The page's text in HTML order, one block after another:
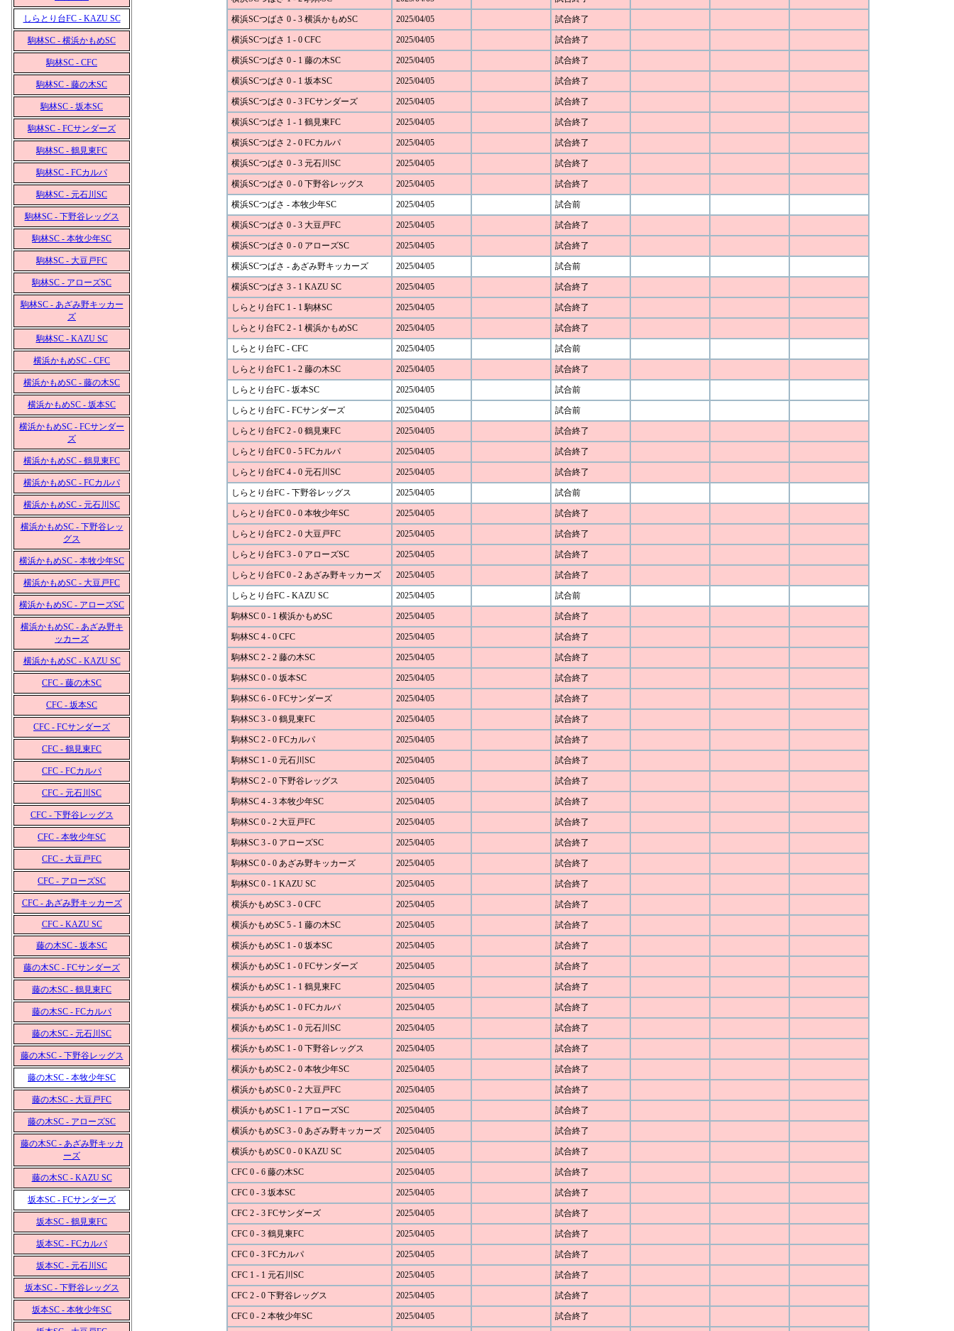
しらとり台FC - KAZU SC
駒林SC - 横浜かもめSC
駒林SC - CFC
駒林SC - 藤の木SC
駒林SC - 坂本SC
駒林SC - FCサンダーズ
駒林SC - 鶴見東FC
駒林SC - FCカルパ
駒林SC - 元石川SC
駒林SC - 下野谷レッグス
駒林SC - 本牧少年SC
駒林SC - 大豆戸FC
駒林SC - アローズSC
駒林SC - あざみ野キッカー
ズ
駒林SC - KAZU SC
横浜かもめSC - CFC
横浜かもめSC - 藤の木SC
横浜かもめSC - 坂本SC
横浜かもめSC - FCサンダー
ズ
横浜かもめSC - 鶴見東FC
横浜かもめSC - FCカルパ
横浜かもめSC - 元石川SC
横浜かもめSC - 下野谷レッ
グス
横浜かもめSC - 本牧少年SC
横浜かもめSC - 大豆戸FC
横浜かもめSC - アローズSC
横浜かもめSC - あざみ野キ
ッカーズ
横浜かもめSC - KAZU SC
CFC - 藤の木SC
CFC - 坂本SC
CFC - FCサンダーズ
CFC - 鶴見東FC
CFC - FCカルパ
CFC - 元石川SC
CFC - 下野谷レッグス
CFC - 本牧少年SC
CFC - 大豆戸FC
CFC - アローズSC
CFC - あざみ野キッカーズ
CFC - KAZU SC
藤の木SC - 坂本SC
藤の木SC - FCサンダーズ
藤の木SC - 鶴見東FC
藤の木SC - FCカルパ
藤の木SC - 元石川SC
藤の木SC - 下野谷レッグス
藤の木SC - 本牧少年SC
藤の木SC - 大豆戸FC
藤の木SC - アローズSC
藤の木SC - あざみ野キッカ
ーズ
藤の木SC - KAZU SC
坂本SC - FCサンダーズ
坂本SC - 鶴見東FC
坂本SC - FCカルパ
坂本SC - 元石川SC
坂本SC - 下野谷レッグス
坂本SC - 本牧少年SC
横浜SCつばさ 0 - 3 横浜かもめSC 2025/04/05 試合終了
横浜SCつばさ 1 - 0 CFC 2025/04/05 試合終了
横浜SCつばさ 0 - 1 藤の木SC 2025/04/05 試合終了
横浜SCつばさ 0 - 1 坂本SC 2025/04/05 試合終了
横浜SCつばさ 0 - 3 FCサンダーズ 2025/04/05 試合終了
横浜SCつばさ 1 - 1 鶴見東FC 2025/04/05 試合終了
横浜SCつばさ 2 - 0 FCカルパ 2025/04/05 試合終了
横浜SCつばさ 0 - 3 元石川SC 2025/04/05 試合終了
横浜SCつばさ 0 - 0 下野谷レッグス 2025/04/05 試合終了
横浜SCつばさ - 本牧少年SC 2025/04/05 試合前
横浜SCつばさ 0 - 3 大豆戸FC 2025/04/05 試合終了
横浜SCつばさ 0 - 0 アローズSC 2025/04/05 試合終了
横浜SCつばさ - あざみ野キッカーズ 2025/04/05 試合前
横浜SCつばさ 3 - 1 KAZU SC 2025/04/05 試合終了
しらとり台FC 1 - 1 駒林SC 2025/04/05 試合終了
しらとり台FC 2 - 1 横浜かもめSC 2025/04/05 試合終了
しらとり台FC - CFC 2025/04/05 試合前
しらとり台FC 1 - 2 藤の木SC 2025/04/05 試合終了
しらとり台FC - 坂本SC 2025/04/05 試合前
しらとり台FC - FCサンダーズ 2025/04/05 試合前
しらとり台FC 2 - 0 鶴見東FC 2025/04/05 試合終了
しらとり台FC 0 - 5 FCカルパ 2025/04/05 試合終了
しらとり台FC 4 - 0 元石川SC 2025/04/05 試合終了
しらとり台FC - 下野谷レッグス 2025/04/05 試合前
しらとり台FC 0 - 0 本牧少年SC 2025/04/05 試合終了
しらとり台FC 2 - 0 大豆戸FC 2025/04/05 試合終了
しらとり台FC 3 - 0 アローズSC 2025/04/05 試合終了
しらとり台FC 0 - 2 あざみ野キッカーズ 2025/04/05 試合終了
しらとり台FC - KAZU SC 2025/04/05 試合前
駒林SC 0 - 1 横浜かもめSC 2025/04/05 試合終了
駒林SC 4 - 0 CFC 2025/04/05 試合終了
駒林SC 2 - 2 藤の木SC 2025/04/05 試合終了
駒林SC 0 - 0 坂本SC 2025/04/05 試合終了
駒林SC 6 - 0 FCサンダーズ 2025/04/05 試合終了
駒林SC 3 - 0 鶴見東FC 2025/04/05 試合終了
駒林SC 2 - 0 FCカルパ 2025/04/05 試合終了
駒林SC 1 - 0 元石川SC 2025/04/05 試合終了
駒林SC 2 - 0 下野谷レッグス 2025/04/05 試合終了
駒林SC 4 - 3 本牧少年SC 2025/04/05 試合終了
駒林SC 0 - 2 大豆戸FC 2025/04/05 試合終了
駒林SC 3 - 0 アローズSC 2025/04/05 試合終了
駒林SC 0 - 0 あざみ野キッカーズ 2025/04/05 試合終了
駒林SC 0 - 1 KAZU SC 2025/04/05 試合終了
横浜かもめSC 3 - 0 CFC 2025/04/05 試合終了
横浜かもめSC 5 - 1 藤の木SC 2025/04/05 試合終了
横浜かもめSC 1 - 0 坂本SC 2025/04/05 試合終了
横浜かもめSC 1 - 0 FCサンダーズ 2025/04/05 試合終了
横浜かもめSC 1 - 1 鶴見東FC 2025/04/05 試合終了
横浜かもめSC 1 - 0 FCカルパ 2025/04/05 試合終了
横浜かもめSC 1 - 0 元石川SC 2025/04/05 試合終了
横浜かもめSC 1 - 0 下野谷レッグス 2025/04/05 試合終了
横浜かもめSC 2 - 0 本牧少年SC 2025/04/05 試合終了
横浜かもめSC 0 - 2 大豆戸FC 2025/04/05 試合終了
横浜かもめSC 1 - 1 アローズSC 2025/04/05 試合終了
横浜かもめSC 3 - 0 あざみ野キッカーズ 2025/04/05 試合終了
横浜かもめSC 0 - 0 KAZU SC 2025/04/05 試合終了
CFC 0 - 6 藤の木SC 2025/04/05 試合終了
CFC 0 - 3 坂本SC 2025/04/05 試合終了
CFC 2 - 3 FCサンダーズ 2025/04/05 試合終了
CFC 0 - 3 鶴見東FC 2025/04/05 試合終了
CFC 0 - 3 FCカルパ 2025/04/05 試合終了
CFC 1 - 1 元石川SC 2025/04/05 試合終了
CFC 2 - 0 下野谷レッグス 2025/04/05 試合終了
CFC 0 - 2 本牧少年SC 2025/04/05 試合終了